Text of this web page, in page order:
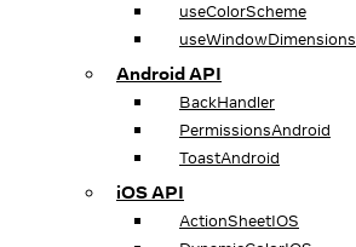
useColorScheme
useWindowDimensions
Android API
BackHandler
PermissionsAndroid
ToastAndroid
iOS API
ActionSheetIOS